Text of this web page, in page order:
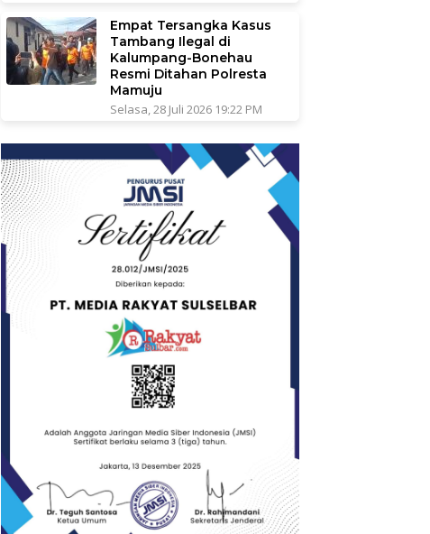
Empat Tersangka Kasus
Tambang Ilegal di
Kalumpang-Bonehau
Resmi Ditahan Polresta
Mamuju
Selasa, 28 Juli 2026 19:22 PM